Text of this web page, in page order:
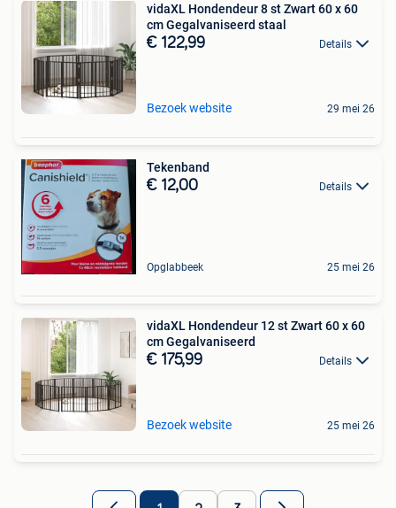
vidaXL Hondendeur 8 st Zwart 60 x 60
cm Gegalvaniseerd staal
€ 122,99 Details
Bezoek website 29 mei 26
Tekenband
€ 12,00 Details
Opglabbeek 25 mei 26
vidaXL Hondendeur 12 st Zwart 60 x 60
cm Gegalvaniseerd
€ 175,99 Details
Bezoek website 25 mei 26